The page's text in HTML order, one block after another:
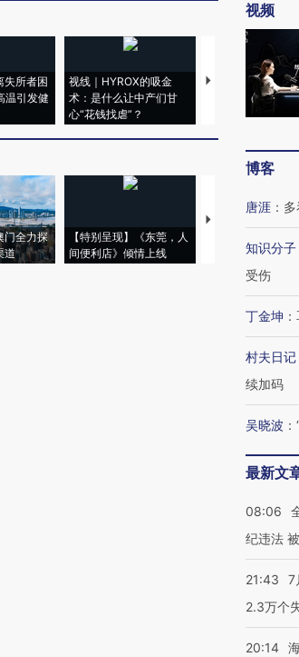
失所者困
温引发健
视线｜HYROX的吸金
术：是什么让中产们甘
心“花钱找虐”？
马航飞行员跨国
粒摇头丸 尿检体
门全力探
道
【特别呈现】《东莞，人
间便利店》倾情上线
【推广】走进第四
视频
博客
唐涯 ：
知识分子
受伤
丁金坤 ：
村夫日记
续加码
吴晓波 ：
最新文
08:06
纪违法
21:43
7
2.3万个
20:14